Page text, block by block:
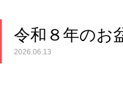
令和８年のお
2026.06.13